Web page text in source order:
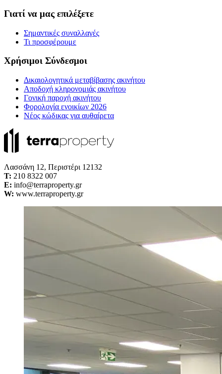
Γιατί να μας επιλέξετε
Σημαντικές συναλλαγές
Τι προσφέρουμε
Χρήσιμοι Σύνδεσμοι
Δικαιολογητικά μεταβίβασης ακινήτου
Αποδοχή κληρονομιάς ακινήτου
Γονική παροχή ακινήτου
Φορολογία ενοικίων 2026
Νέος κώδικας για αυθαίρετα
Λασσάνη 12, Περιστέρι 12132
Τ: 210 8322 007
E: info@terraproperty.gr
W: www.terraproperty.gr